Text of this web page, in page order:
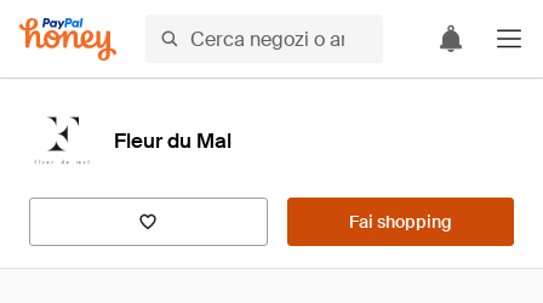
Fleur du Mal
Fai shopping